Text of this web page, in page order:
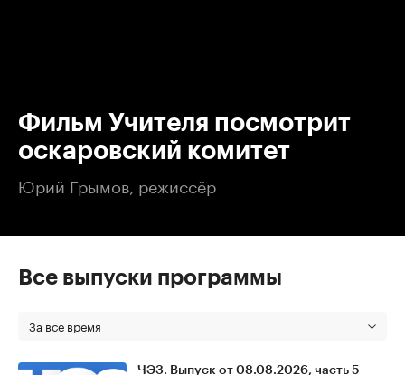
Фильм Учителя посмотрит
оскаровский комитет
Юрий Грымов, режиссёр
Все выпуски программы
За все время
ЧЭЗ. Выпуск от 08.08.2026, часть 5